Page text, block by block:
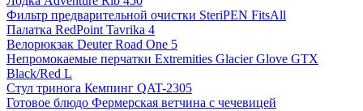
Фильтр предварительной очистки SteriPEN FitsAll
Палатка RedPoint Tavrika 4
Велорюкзак Deuter Road One 5
Непромокаемые перчатки Extremities Glacier Glove GTX
Black/Red L
Стул тринога Кемпинг QAT-2305
Готовое блюдо Фермерская ветчина с чечевицей